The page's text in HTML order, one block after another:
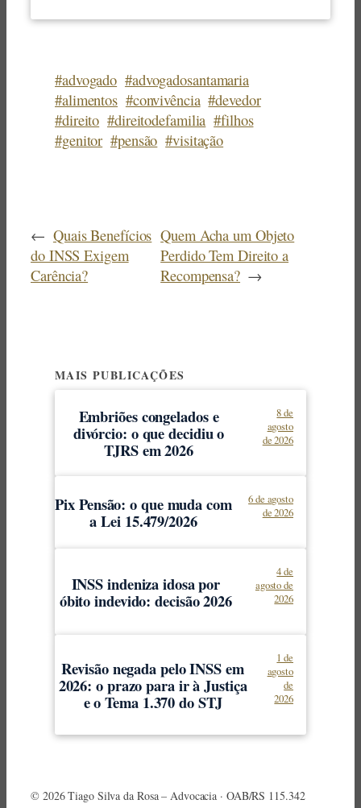
#advogado #advogadosantamaria
#alimentos #convivência #devedor
#direito #direitodefamilia #filhos
#genitor #pensão #visitação
← Quais Benefícios
do INSS Exigem
Carência?
Quem Acha um Objeto
Perdido Tem Direito a
Recompensa? →
MAIS PUBLICAÇÕES
Embriões congelados e
divórcio: o que decidiu o
TJRS em 2026
8 de
agosto
de 2026
Pix Pensão: o que muda com
a Lei 15.479/2026
6 de agosto
de 2026
INSS indeniza idosa por
óbito indevido: decisão 2026
4 de
agosto de
2026
Revisão negada pelo INSS em
2026: o prazo para ir à Justiça
e o Tema 1.370 do STJ
1 de
agosto
de
2026
© 2026 Tiago Silva da Rosa – Advocacia · OAB/RS 115.342